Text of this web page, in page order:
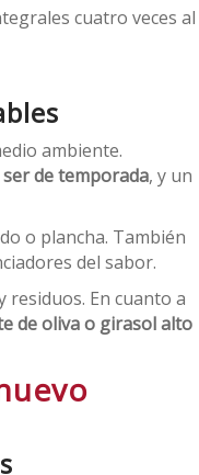
cuatro veces al
ambiente.
de temporada, y un
o plancha. También
del sabor.
residuos. En cuanto a
de oliva o girasol alto